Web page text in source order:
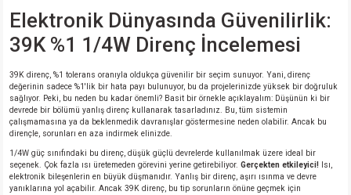
Elektronik Dünyasında Güvenilirlik:
39K %1 1/4W Direnç İncelemesi
39K direnç, %1 tolerans oranıyla oldukça güvenilir bir seçim sunuyor. Yani, direnç
değerinin sadece %1'lik bir hata payı bulunuyor, bu da projelerinizde yüksek bir doğruluk
sağlıyor. Peki, bu neden bu kadar önemli? Basit bir örnekle açıklayalım: Düşünün ki bir
devrede bir bölümü yanlış direnç kullanarak tasarladınız. Bu, tüm sistemin
çalışmamasına ya da beklenmedik davranışlar göstermesine neden olabilir. Ancak bu
dirençle, sorunları en aza indirmek elinizde.
1/4W güç sınıfındaki bu direnç, düşük güçlü devrelerde kullanılmak üzere ideal bir
seçenek. Çok fazla ısı üretemeden görevini yerine getirebiliyor. Gerçekten etkileyici! Isı,
elektronik bileşenlerin en büyük düşmanıdır. Yanlış bir direnç, aşırı ısınma ve devre
yanıklarına yol açabilir. Ancak 39K direnç, bu tip sorunların önüne geçmek için